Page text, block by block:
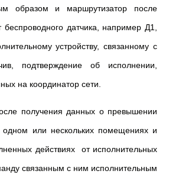
образом и маршрутизатор после
датчика, например Д1,
устройству, связанному с
подтверждение об исполнении,
на координатор сети.
получения данных о превышении
одном или нескольких помещениях и
действиях от исполнительных
связанным с ним исполнительным